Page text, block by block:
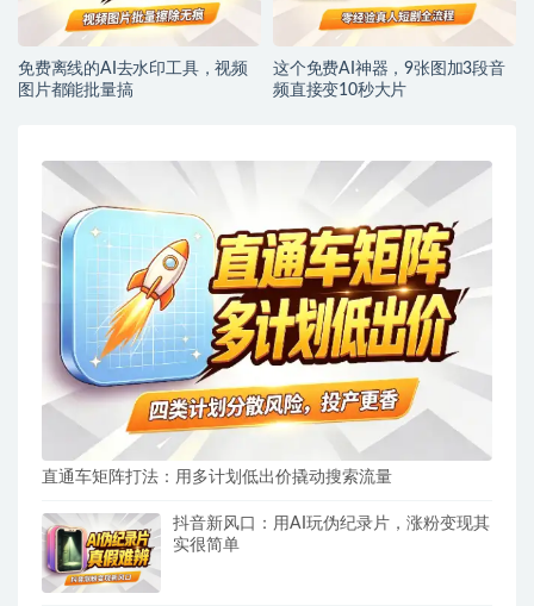
免费离线的AI去水印工具，视频
图片都能批量搞
这个免费AI神器，9张图加3段音
频直接变10秒大片
直通车矩阵打法：用多计划低出价撬动搜索流量
抖音新风口：用AI玩伪纪录片，涨粉变现其
实很简单